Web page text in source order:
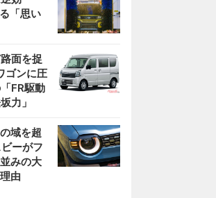
「思い
面を捉
ゴンに圧
FR駆動
力」
域を超
ーがフ
みの大
由